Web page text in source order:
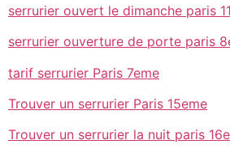
serrurier ouvert le dimanche paris
serrurier ouverture de porte paris
tarif serrurier Paris 7eme
Trouver un serrurier Paris 15eme
Trouver un serrurier la nuit paris 16e